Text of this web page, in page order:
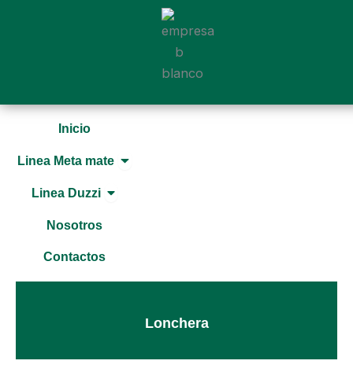
Inicio
Linea Meta mate Open Linea Meta mate
Linea Duzzi Open Linea Duzzi
Nosotros
Contactos
Lonchera